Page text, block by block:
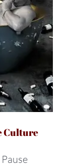
Culture